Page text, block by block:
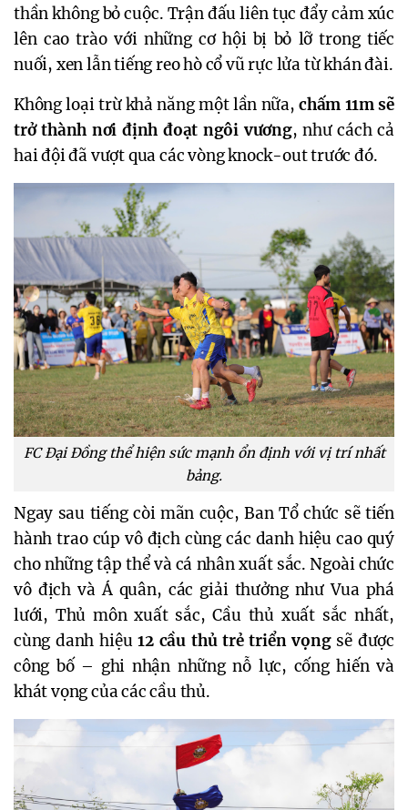
thần không bỏ cuộc. Trận đấu liên tục đẩy cảm xúc
lên cao trào với những cơ hội bị bỏ lỡ trong tiếc
nuối, xen lẫn tiếng reo hò cổ vũ rực lửa từ khán đài.
Không loại trừ khả năng một lần nữa,chấm 11m sẽ
trở thành nơi định đoạt ngôi vương, như cách cả
hai đội đã vượt qua các vòng knock-out trước đó.
FC Đại Đồng thể hiện sức mạnh ổn định với vị trí nhất
bảng.
Ngay sau tiếng còi mãn cuộc, Ban Tổ chức sẽ tiến
hành trao cúp vô địch cùng các danh hiệu cao quý
cho những tập thể và cá nhân xuất sắc. Ngoài chức
vô địch và Á quân, các giải thưởng như Vua phá
lưới, Thủ môn xuất sắc, Cầu thủ xuất sắc nhất,
cùng danh hiệu12 cầu thủ trẻ triển vọngsẽ được
công bố – ghi nhận những nỗ lực, cống hiến và
khát vọng của các cầu thủ.